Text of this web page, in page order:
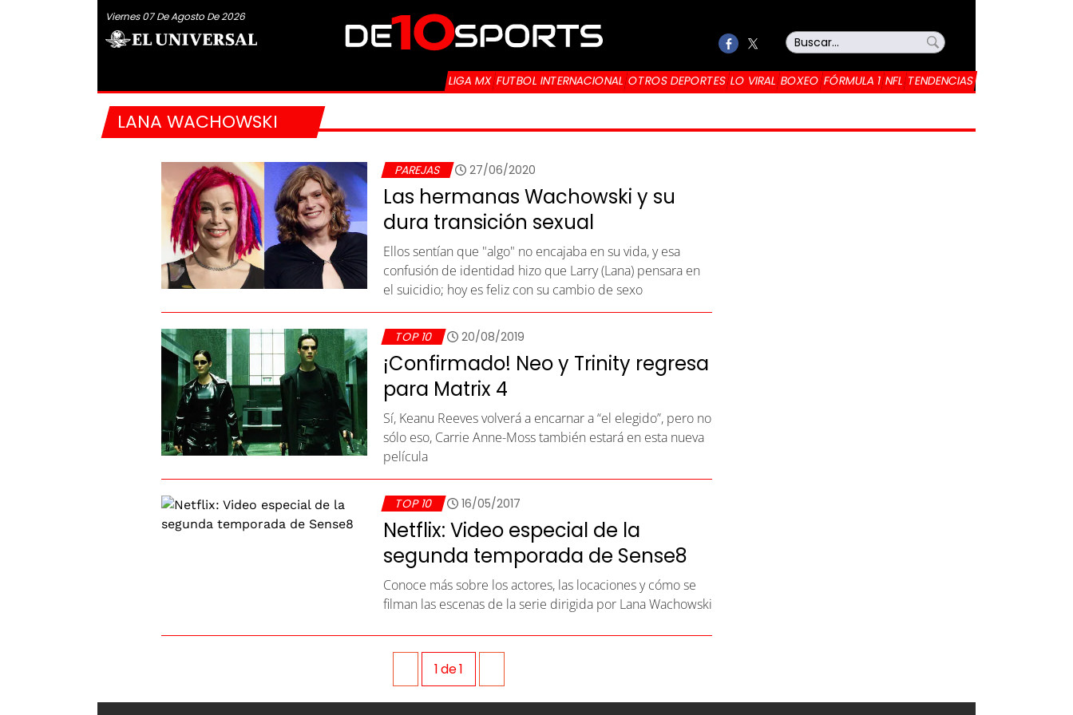
Viernes 07 De Agosto De 2026
LIGA MX FUTBOL INTERNACIONAL OTROS DEPORTES LO VIRAL BOXEO FÓRMULA 1 NFL TENDENCIAS
LANA WACHOWSKI
PAREJAS 27/06/2020
Las hermanas Wachowski y su
dura transición sexual
Ellos sentían que "algo" no encajaba en su vida, y esa
confusión de identidad hizo que Larry (Lana) pensara en
el suicidio; hoy es feliz con su cambio de sexo
TOP 10 20/08/2019
¡Confirmado! Neo y Trinity regresa
para Matrix 4
Sí, Keanu Reeves volverá a encarnar a “el elegido”, pero no
sólo eso, Carrie Anne-Moss también estará en esta nueva
película
TOP 10 16/05/2017
Netflix: Video especial de la
segunda temporada de Sense8
Conoce más sobre los actores, las locaciones y cómo se
filman las escenas de la serie dirigida por Lana Wachowski
1de1